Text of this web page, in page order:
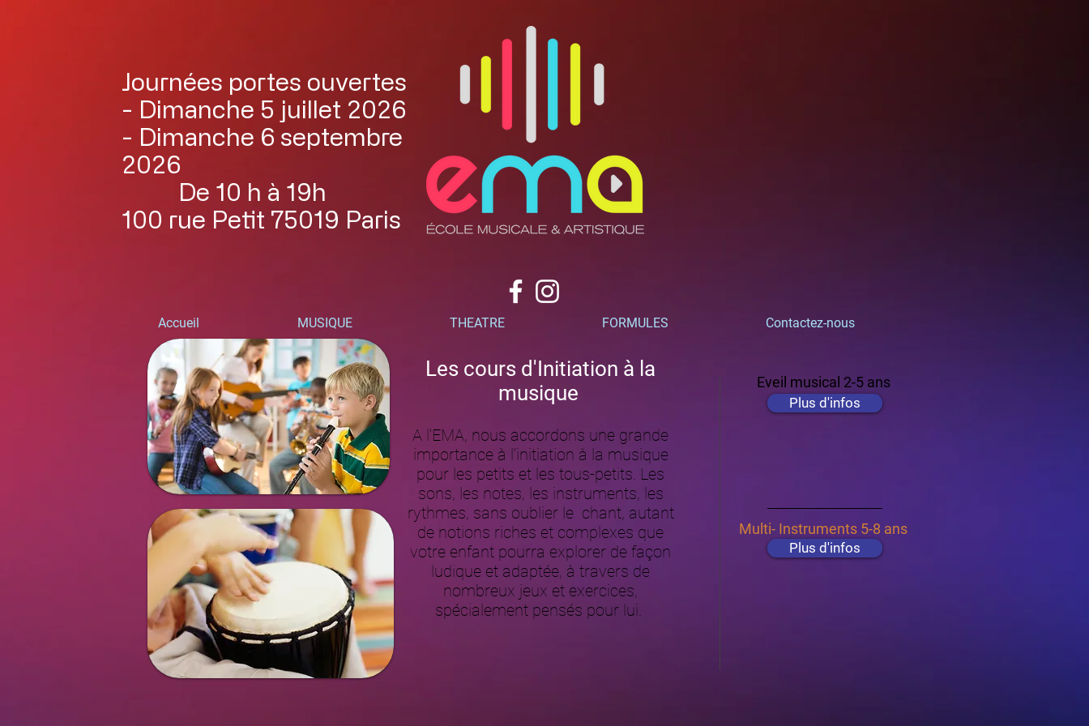
Journées portes ouvertes
- Dimanche 5 juillet 2026
- Dimanche 6 septembre
2026
De 10 h à 19h
100 rue Petit 75019 Paris
Accueil MUSIQUE THEATRE FORMULES Contactez-nous
Les cours d'Initiation à la
musique
A l'EMA, nous accordons une grande
importance à l'initiation à la musique
pour les petits et les tous-petits. Les
sons, les notes, les instruments, les
rythmes, sans oublier le chant, autant
de notions riches et complexes que
votre enfant pourra explorer de façon
ludique et adaptée, à travers de
nombreux jeux et exercices,
spécialement pensés pour lui.
Eveil musical 2-5 ans
Plus d'infos
Multi- Instruments 5-8 ans
Plus d'infos